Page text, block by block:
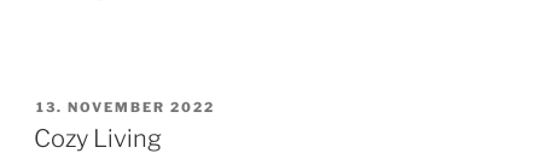
VERÖFFENTLICHT
AM
13. NOVEMBER 2022
Cozy Living